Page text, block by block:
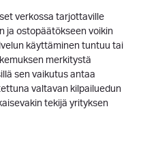
verkossa tarjottaville
ja ostopäätökseen voikin
käyttäminen tuntuu tai
merkitystä
sen vaikutus antaa
valtavan kilpailuedun
tekijä yrityksen